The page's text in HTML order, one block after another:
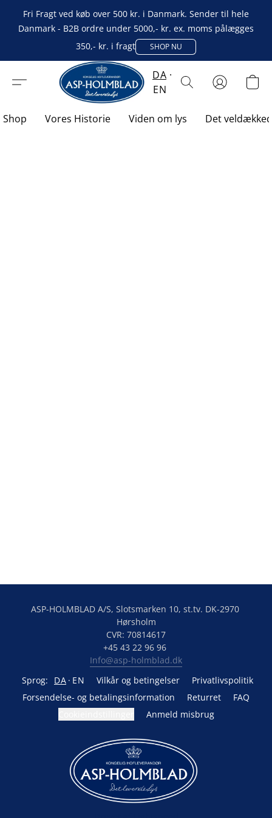
Fri Fragt ved køb over 500 kr. i Danmark. Sender til hele
Danmark - B2B ordre under 5000,- kr. ex. moms pålægges
350,- kr. i fragt
SHOP NU
DA
EN
Shop Vores Historie Viden om lys Det
ASP-HOLMBLAD A/S, Slotsmarken 10, st.tv. DK-2970
Hørsholm
CVR: 70814617
Info@asp-holmblad.dk
Sprog:
DA EN Vilkår og betingelser
Privatlivspolitik
Forsendelse- og betalingsinformation
Returret
FAQ
Anmeld misbrug